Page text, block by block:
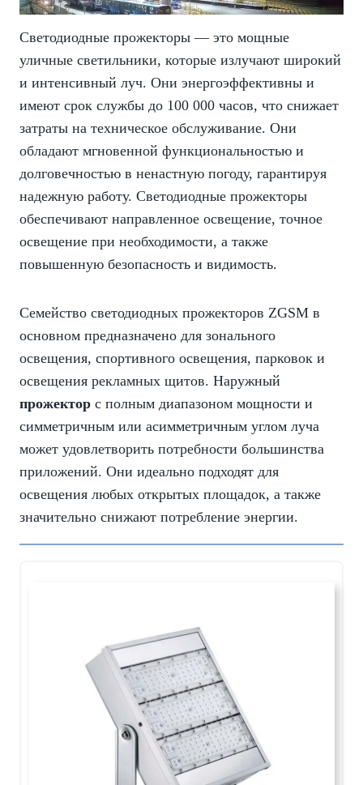
Светодиодные прожекторы — это мощные
уличные светильники, которые излучают широкий
и интенсивный луч. Они энергоэффективны и
имеют срок службы до 100 000 часов, что снижает
затраты на техническое обслуживание. Они
обладают мгновенной функциональностью и
долговечностью в ненастную погоду, гарантируя
надежную работу. Светодиодные прожекторы
обеспечивают направленное освещение, точное
освещение при необходимости, а также
повышенную безопасность и видимость.
Семейство светодиодных прожекторов ZGSM в
основном предназначено для зонального
освещения, спортивного освещения, парковок и
освещения рекламных щитов. Наружный
прожектор с полным диапазоном мощности и
симметричным или асимметричным углом луча
может удовлетворить потребности большинства
приложений. Они идеально подходят для
освещения любых открытых площадок, а также
значительно снижают потребление энергии.